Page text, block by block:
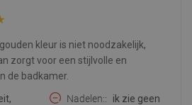
kleur is niet noodzakelijk,
zorgt voor een stijlvolle en
de badkamer.
Nadelen:
ik zie geen